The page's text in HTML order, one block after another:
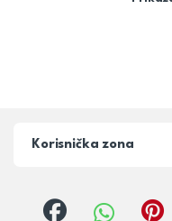
Korisnička zona